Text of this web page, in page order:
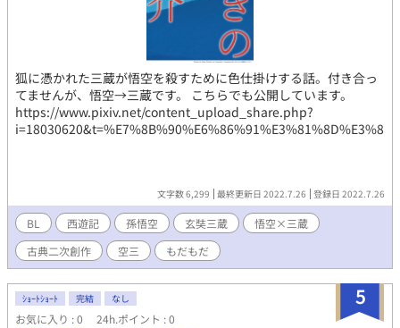
狐に憑かれた三蔵が悟空を殺すために色仕掛けする話。付き合っ
てませんが、悟空→三蔵です。 こちらでも公開しています。
https://www.pixiv.net/content_upload_share.php?
文字数 6,299 最終更新日 2022.7.26 登録日 2022.7.26
BL 西遊記 孫悟空 玄奘三蔵
悟空×三蔵
古典二次創作
空三 もだもだ
5
ｼｮｰﾄｼｮｰﾄ 完結 なし
お気に入り : 0 24h.ポイント : 0